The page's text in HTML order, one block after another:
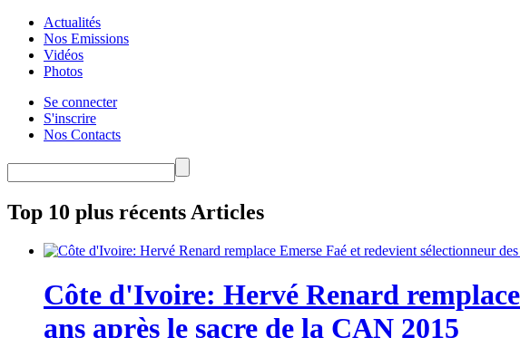
Actualités
Nos Emissions
Vidéos
Photos
Se connecter
S'inscrire
Nos Contacts
Top 10 plus récents Articles
Côte d'Ivoire: Hervé Renard
ans après le sacre de la CAN 2015